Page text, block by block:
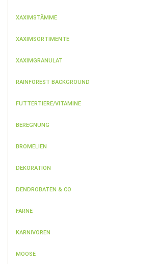
XAXIMSTÄMME
XAXIMSORTIMENTE
XAXIMGRANULAT
RAINFOREST BACKGROUND
FUTTERTIERE/VITAMINE
BEREGNUNG
BROMELIEN
DEKORATION
DENDROBATEN & CO
FARNE
KARNIVOREN
MOOSE